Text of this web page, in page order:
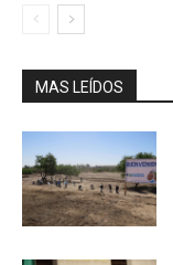
MAS LEÍDOS